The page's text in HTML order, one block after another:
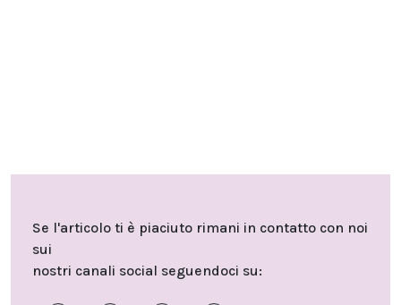
Se l'articolo ti è piaciuto rimani in contatto con noi
sui
nostri canali social seguendoci su: